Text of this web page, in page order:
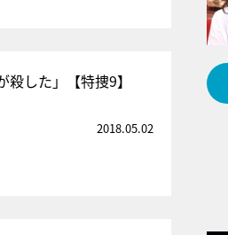
した」【特捜9】
2018.05.02